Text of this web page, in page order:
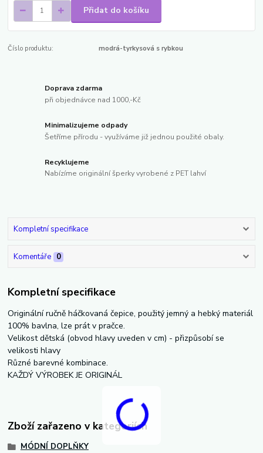
Přidat do košíku
Číslo produktu: modrá-tyrkysová s rybkou
Doprava zdarma
při objednávce nad 1000,-Kč
Minimalizujeme odpady
Šetříme přírodu - využíváme již jednou použité obaly.
Recyklujeme
Nabízíme originální šperky vyrobené z PET lahví
Kompletní specifikace
Komentáře 0
Kompletní specifikace
Originální ručně háčkovaná čepice, použitý jemný a hebký materiál
100% bavlna, lze prát v pračce.
Velikost dětská (obvod hlavy uveden v cm) - přizpůsobí se
velikosti hlavy
Různé barevné kombinace.
KAŽDÝ VÝROBEK JE ORIGINÁL
Zboží zařazeno v kategoriích
MÓDNÍ DOPLŇKY